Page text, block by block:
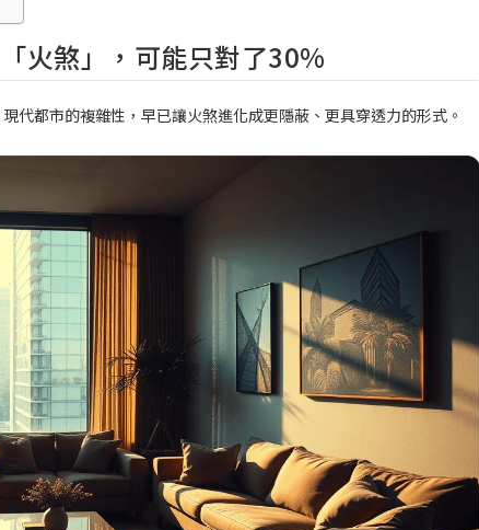
火煞」，可能只對了30%
代都市的複雜性，早已讓火煞進化成更隱蔽、更具穿透力的形式。